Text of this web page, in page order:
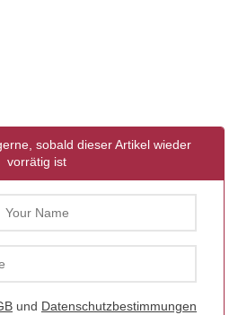
sobald dieser Artikel wieder
vorrätig ist
und Datenschutzbestimmungen